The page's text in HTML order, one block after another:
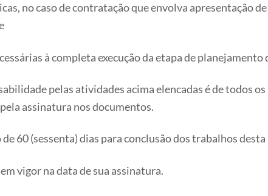
no caso de contratação que envolva apresentação
à completa execução da etapa de
pelas atividades acima elencadas é de todos
assinatura nos documentos.
60 (sessenta) dias para conclusão dos trabalhos
vigor na data de sua assinatura.